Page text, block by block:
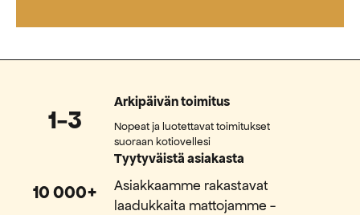
1-3
Arkipäivän toimitus
Nopeat ja luotettavat toimitukset
suoraan kotiovellesi
10 000+
Tyytyväistä asiakasta
Asiakkaamme rakastavat
laadukkaita mattojamme -